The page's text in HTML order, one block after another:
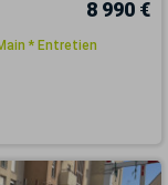
8 990 €
* Entretien